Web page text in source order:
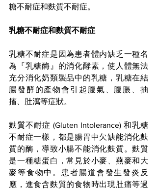
糖不耐症和麩質不耐症。
乳糖不耐症和麩質不耐症
乳糖不耐症是因為患者體内缺乏一種名
為『乳糖酶』的消化酵素，使人體無法
充分消化奶類製品中的乳糖，乳糖在結
腸發酵的產物會引起腹氣、腹脹、抽
搐、肚瀉等症狀。
麩質不耐症 (Gluten Intolerance) 和乳糖
不耐症一樣，都是腸胃中欠缺能消化麩
質的酶，導致小腸不能消化麩質。麩質
是一種糖蛋白，常見於小麥、燕麥和大
麥等食物中。患者腸道會發生發炎反
應，進食含麩質的食物時出現肚痛等過